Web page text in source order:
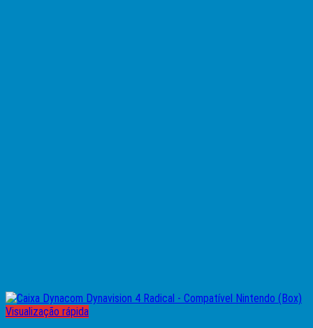
Visualização rápida